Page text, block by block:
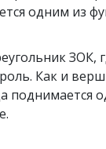
одним из
ЗОК,
Как и
поднимается